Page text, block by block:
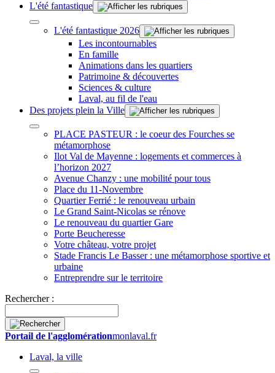
L'été fantastique
L'été fantastique 2026
Les incontournables
En famille
Animations dans les quartiers
Patrimoine & découvertes
Sciences & culture
Laval, au fil de l'eau
Des projets plein la Ville
PLACE PASTEUR : le coeur des Fourches se
métamorphose
Ilot Val de Mayenne : logements et commerces à
l’horizon 2027
Avenue Chanzy : une mobilité pour tous
Place du 11-Novembre
Quartier Ferrié : le renouveau urbain
Le Grand Saint-Nicolas se rénove
Le renouveau du quartier Gare
Porte Beucheresse
Votre château, votre projet
Stade Francis Le Basser : une métamorphose sportive et
urbaine
Entreprendre sur le territoire
Rechercher :
Portail de l'agglomérationmonlaval.fr
Laval, la ville